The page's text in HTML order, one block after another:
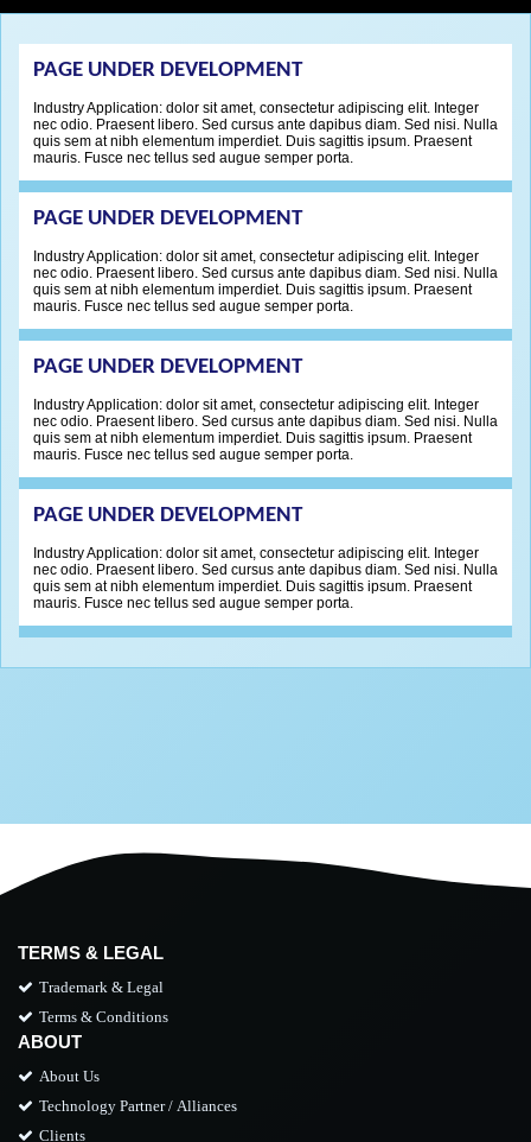
PAGE UNDER DEVELOPMENT
Industry Application: dolor sit amet, consectetur adipiscing elit. Integer
nec odio. Praesent libero. Sed cursus ante dapibus diam. Sed nisi. Nulla
quis sem at nibh elementum imperdiet. Duis sagittis ipsum. Praesent
mauris. Fusce nec tellus sed augue semper porta.
PAGE UNDER DEVELOPMENT
Industry Application: dolor sit amet, consectetur adipiscing elit. Integer
nec odio. Praesent libero. Sed cursus ante dapibus diam. Sed nisi. Nulla
quis sem at nibh elementum imperdiet. Duis sagittis ipsum. Praesent
mauris. Fusce nec tellus sed augue semper porta.
PAGE UNDER DEVELOPMENT
Industry Application: dolor sit amet, consectetur adipiscing elit. Integer
nec odio. Praesent libero. Sed cursus ante dapibus diam. Sed nisi. Nulla
quis sem at nibh elementum imperdiet. Duis sagittis ipsum. Praesent
mauris. Fusce nec tellus sed augue semper porta.
PAGE UNDER DEVELOPMENT
Industry Application: dolor sit amet, consectetur adipiscing elit. Integer
nec odio. Praesent libero. Sed cursus ante dapibus diam. Sed nisi. Nulla
quis sem at nibh elementum imperdiet. Duis sagittis ipsum. Praesent
mauris. Fusce nec tellus sed augue semper porta.
TERMS & LEGAL
Trademark & Legal
Terms & Conditions
ABOUT
About Us
Technology Partner / Alliances
Clients